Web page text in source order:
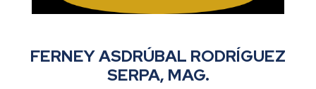
FERNEY ASDRÚBAL RODRÍGUEZ
SERPA, MAG.